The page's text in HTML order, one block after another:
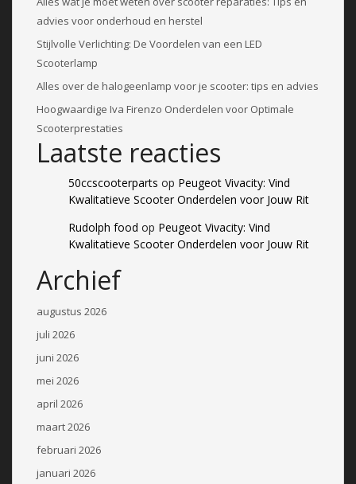
advies voor onderhoud en herstel
Stijlvolle Verlichting: De Voordelen van een LED
Scooterlamp
Alles over de halogeenlamp voor je scooter: tips en advies
Hoogwaardige Iva Firenzo Onderdelen voor Optimale
Scooterprestaties
Laatste reacties
50ccscooterparts op Peugeot Vivacity: Vind
Kwalitatieve Scooter Onderdelen voor Jouw Rit
Rudolph food op Peugeot Vivacity: Vind
Kwalitatieve Scooter Onderdelen voor Jouw Rit
Archief
augustus 2026
juli 2026
juni 2026
mei 2026
april 2026
maart 2026
februari 2026
januari 2026